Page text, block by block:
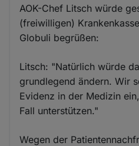
AOK-Chef Litsch würde
(freiwilligen)
Globuli begrüßen:
Litsch: "Natürlich würde
grundlegend ändern. Wir
Evidenz in der Medizin
Fall unterstützen."
Wegen der